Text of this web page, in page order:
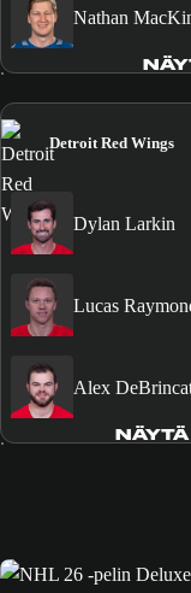
Nathan
Detroit Red Wings
Dylan Larkin
Lucas
Alex